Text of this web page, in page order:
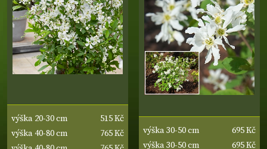
výška 20-30 cm
515 Kč
výška 40-80 cm
765 Kč
výška 30-50 cm
695 Kč
výška 30-50 cm
695 Kč